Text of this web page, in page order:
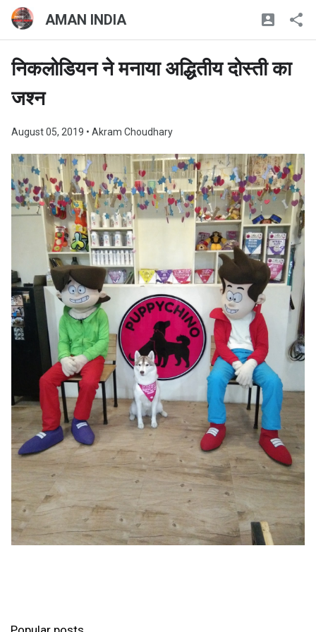
AMAN INDIA
निकलोडियन ने मनाया अद्धितीय दोस्ती का
जश्न
August 05, 2019 • Akram Choudhary